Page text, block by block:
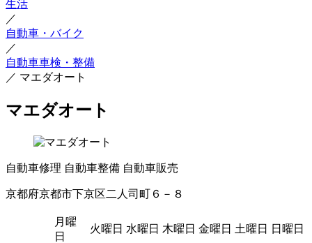
生活
／
自動車・バイク
／
自動車車検・整備
／ マエダオート
マエダオート
自動車修理 自動車整備 自動車販売
京都府京都市下京区二人司町６－８
月曜
日
火曜日 水曜日 木曜日 金曜日 土曜日 日曜日